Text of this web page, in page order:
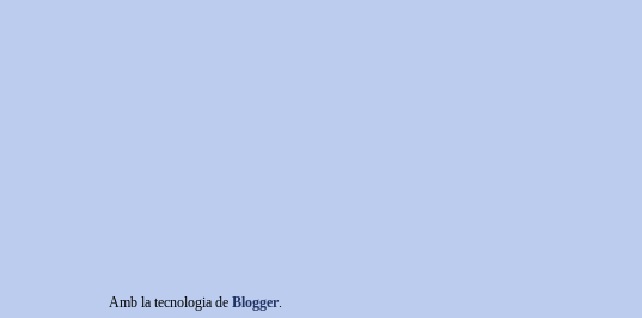
Amb la tecnologia de Blogger.